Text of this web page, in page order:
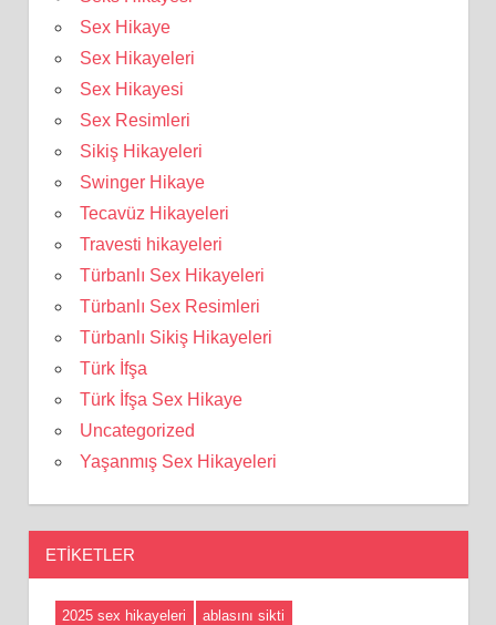
Sex Hikaye
Sex Hikayeleri
Sex Hikayesi
Sex Resimleri
Sikiş Hikayeleri
Swinger Hikaye
Tecavüz Hikayeleri
Travesti hikayeleri
Türbanlı Sex Hikayeleri
Türbanlı Sex Resimleri
Türbanlı Sikiş Hikayeleri
Türk İfşa
Türk İfşa Sex Hikaye
Uncategorized
Yaşanmış Sex Hikayeleri
ETIKETLER
2025 sex hikayeleri
ablasını sikti